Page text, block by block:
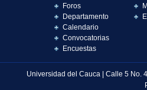
Foros
Departamento
Calendario
Convocatorias
Encuestas
Universidad del Cauca | Calle 5 No.